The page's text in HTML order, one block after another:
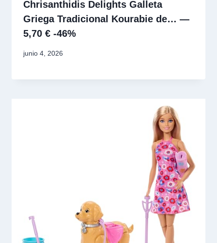
Chrisanthidis Delights Galleta
Griega Tradicional Kourabie de… —
5,70 € -46%
junio 4, 2026